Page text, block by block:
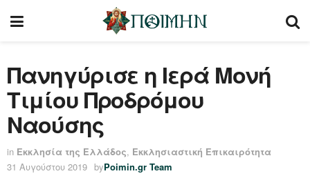
Πανηγύρισε η Ιερά Μονή
Τιμίου Προδρόμου
Ναούσης
in Εκκλησία της Ελλάδος, Εκκλησιαστική Επικαιρότητα
31 Αυγούστου 2019 byPoimin.gr Team